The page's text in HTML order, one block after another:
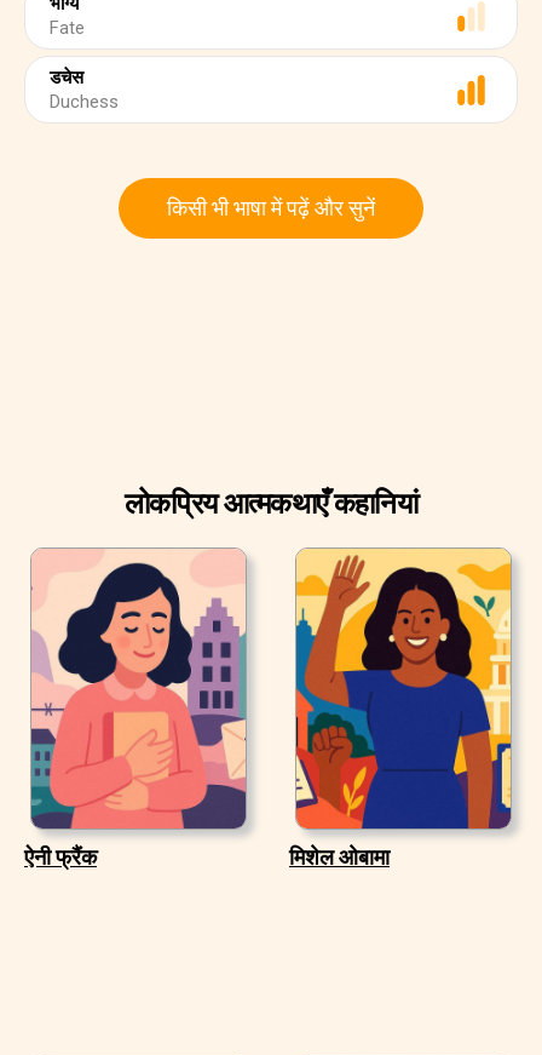
Fate
डचेस
Duchess
किसी भी भाषा में पढ़ें और सुनें
लोकप्रिय आत्मकथाएँ कहानियां
ऐनी फ्रैंक मिशेल ओबामा